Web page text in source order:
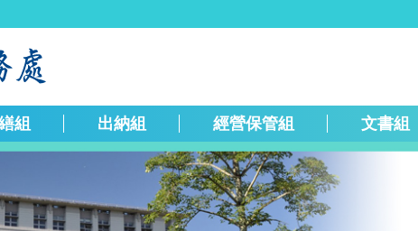
組 出納組 經營保管組 文書組